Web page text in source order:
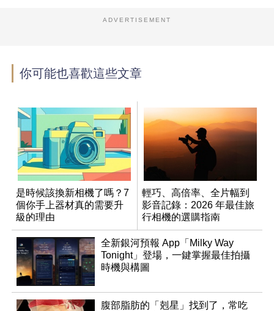
ADVERTISEMENT
你可能也喜歡這些文章
是時候該換新相機了嗎？7
個你手上器材真的需要升
級的理由
輕巧、高倍率、全片幅到
影音記錄：2026 年最佳旅
行相機的選購指南
全新銀河預報 App「Milky Way
Tonight」登場，一鍵掌握最佳拍攝
時機與構圖
腹部脂肪的「剋星」找到了，常吃